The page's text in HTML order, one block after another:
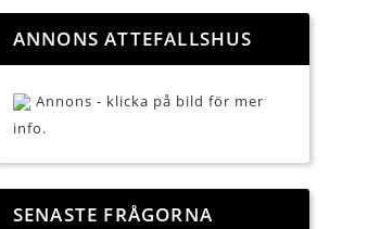
ANNONS ATTEFALLSHUS
Annons - klicka på bild för mer
info.
SENASTE FRÅGORNA